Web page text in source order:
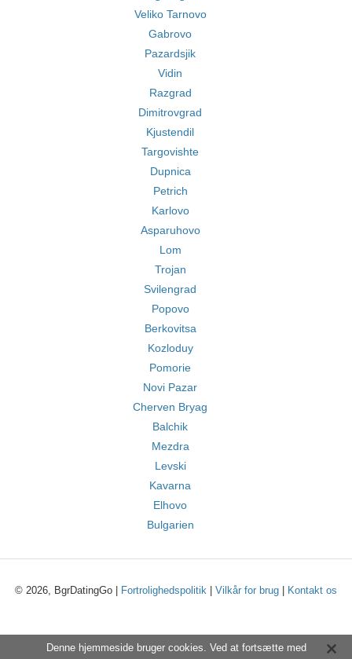
Veliko Tarnovo
Gabrovo
Pazardsjik
Vidin
Razgrad
Dimitrovgrad
Kjustendil
Targovishte
Dupnica
Petrich
Karlovo
Asparuhovo
Lom
Trojan
Svilengrad
Popovo
Berkovitsa
Kozloduy
Pomorie
Novi Pazar
Cherven Bryag
Balchik
Mezdra
Levski
Kavarna
Elhovo
Bulgarien
© 2026, BgrDatingGo | Fortrolighedspolitik Vilkår for brug Kontakt os
Denne hjemmeside bruger cookies. Ved at fortsætte med